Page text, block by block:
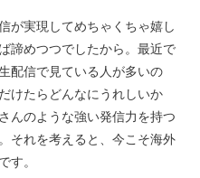
が実現してめちゃくちゃ嬉し
諦めつつでしたから。最近で
配信で見ている人が多いの
けたらどんなにうれしいか
んのような強い発信力を持つ
それを考えると、今こそ海外
す。